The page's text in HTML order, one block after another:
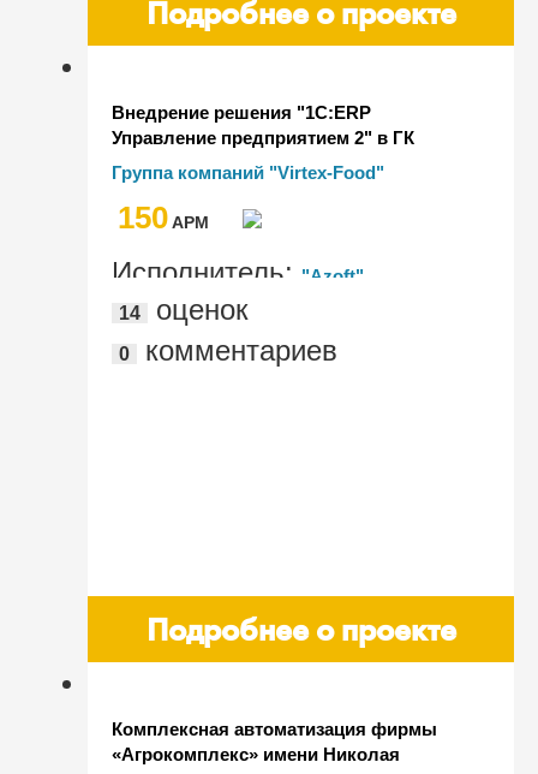
Подробнее о проекте
Внедрение решения "1С:ERP
Управление предприятием 2" в ГК
"Virtex-Food"
Группа компаний "Virtex-Food"
150AРМ
Исполнитель: "Azoft"
14
оценок
0 комментариев
Подробнее о проекте
Комплексная автоматизация фирмы
«Агрокомплекс» имени Николая